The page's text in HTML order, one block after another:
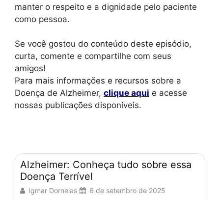
manter o respeito e a dignidade pelo paciente
como pessoa.
Se você gostou do conteúdo deste episódio,
curta, comente e compartilhe com seus
amigos!
Para mais informações e recursos sobre a
Doença de Alzheimer, clique aqui e acesse
nossas publicações disponíveis.
Alzheimer: Conheça tudo sobre essa
Doença Terrível
Igmar Dornelas 6 de setembro de 2025